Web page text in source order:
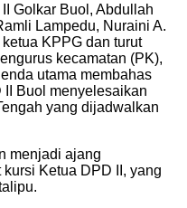
Golkar Buol, Abdullah
Lampedu, Nuraini A.
KPPG dan turut
kecamatan (PK),
utama membahas
II Buol menyelesaikan
yang dijadwalkan
menjadi ajang
Ketua DPD II, yang